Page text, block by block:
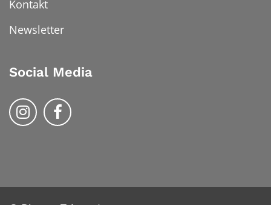
Kontakt
Newsletter
Social Media
Bistum Trier auf Instragram
Bistum Trier auf Facebook